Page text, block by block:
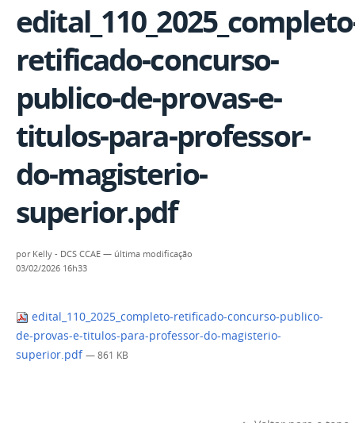
retificado-concurso-
publico-de-provas-e-
titulos-para-professor-
do-magisterio-
superior.pdf
por Kelly - DCS CCAE — última modificação
03/02/2026 16h33
edital_110_2025_completo-retificado-concurso-publico-
de-provas-e-titulos-para-professor-do-magisterio-
superior.pdf — 861 KB